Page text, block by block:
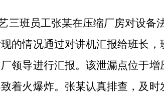
三班员工张某在压缩厂房对设备
的情况通过对讲机汇报给班长，
领导进行汇报。该泄漏点位于
着火爆炸。张某认真排查 ， 及时